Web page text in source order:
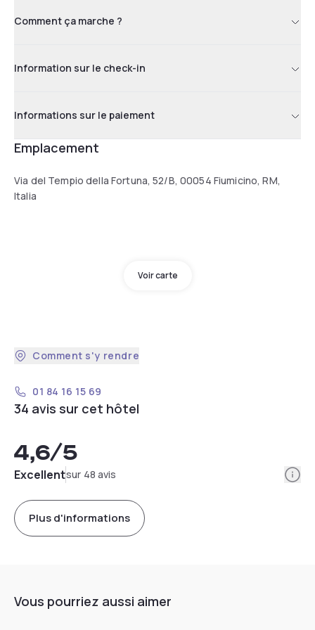
Comment ça marche ?
Information sur le check-in
Informations sur le paiement
Emplacement
Via del Tempio della Fortuna, 52/B, 00054 Fiumicino, RM,
Italia
Voir carte
Comment s'y rendre
01 84 16 15 69
34 avis sur cet hôtel
4,6/5
Excellentsur 48 avis
Plus d'informations
Vous pourriez aussi aimer